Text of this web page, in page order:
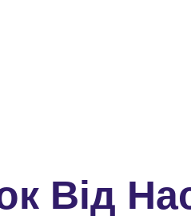
Від